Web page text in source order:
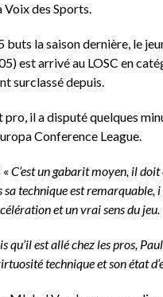
Voix des Sports.
buts la saison dernière, le
est arrivé au LOSC en
surclassé depuis.
pro, il a disputé quelques
Conference League.
C’est un gabarit moyen, il
sa technique est remarquable,
et un vrai sens du jeu.
qu’il est allé chez les pros,
technique et son état